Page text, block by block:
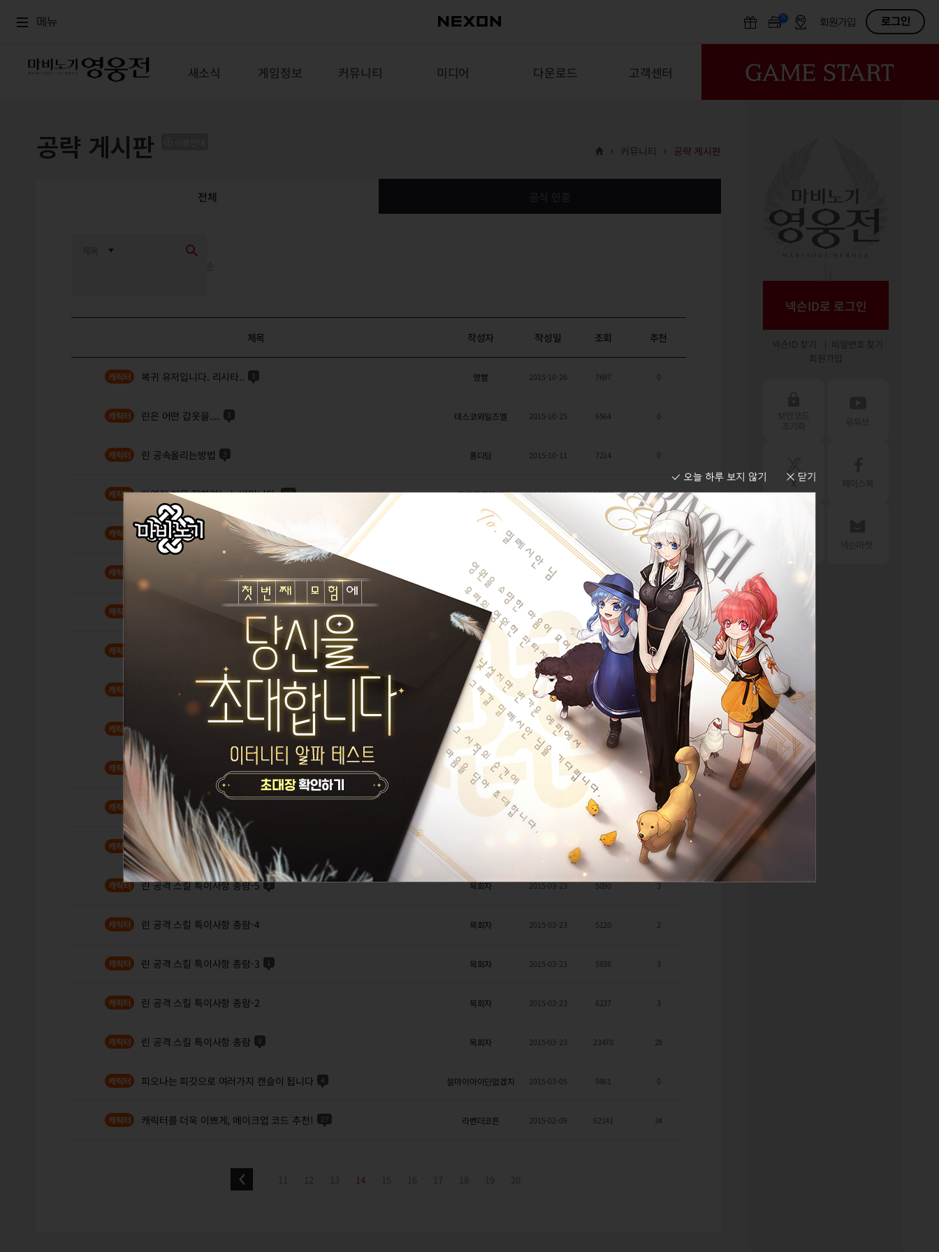
메뉴 N OFF회원가입 로그인
새소식 게임정보 커뮤니티 미디어 다운로드 고객센터
공략 게시판 커뮤니티 공략 게시판
전체
제목 작성자 작성일 조회 추천
복귀 유저입니다. 리시타.. 3 영빨 2015-10-26 7697 0
린은 어떤 갑옷을.... 3 데스코와일즈멜 2015-10-25 6564 0
린 공속올리는방법 3 퐁디딩 2015-10-11 7214 0
마영전 처음 접하려는 뉴비입니다. 12 딸기향쭈쭈바 2015-10-07 12502 0
린쟝 린완 린을 위한글 3 린프리매치 이름만들기너무어렵다 2015-09-30 0
이름만들기너무어렵다 2015-09-30 4991 0
암벨라캐 2015-09-29 6796 0
빠방바 2015-09-13 5165 0
여름시즌 추천 메이크업 2탄! 라벤더코튼 2015-05-28 29778
5 목회자 2015-04-19 18034
피오나 [ 바크 솔로저지 ] - 검오나 , 동영상링크 5 은은혜아들 2015-04-02 14072
[아리샤] 마나 획득 3가지 방법 - 동영상 추가 2015-03-29 25058 7
린 공격 스킬 특이사항 총람-6 7461 7
린 공격 스킬 특이사항 총람-5 2 목회자 2015-03-23 5090 3
린 공격 스킬 특이사항 총람-4 목회자 2015-03-23 5120 2
린 공격 스킬 특이사항 총람-3 1 목회자 2015-03-23 5936 3
린 공격 스킬 특이사항 총람-2 목회자 2015-03-23 6237 3
린 공격 스킬 특이사항 총람 9 목회자 2015-03-23 23470 28
피오나는 피깃으로 여러가지 캔슬이 됩니다 4 설마이아이딘없겠지 2015-03-05 9861 0
캐릭터를 더욱 이쁘게, 메이크업 코드 추천! 27 라벤더코튼 2015-02-09 62141 34
11 12 13 14 15 16 17 18 19 20
넥슨ID로 로그인
넥슨ID 찾기
비밀번호 찾기
회원가입